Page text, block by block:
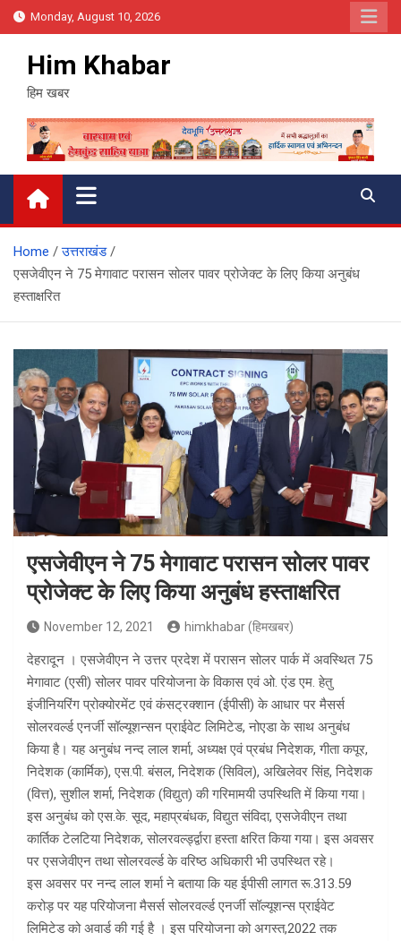
Skip
to
content
Monday, August 10, 2026
Him Khabar
हिम खबर
Home
उत्तराखंड
एसजेवीएन ने 75 मेगावाट परासन सोलर पावर प्रोजेक्ट के लिए किया अनुबंध
हस्ताक्षरित
एसजेवीएन ने 75 मेगावाट परासन सोलर पावर
प्रोजेक्ट के लिए किया अनुबंध हस्ताक्षरित
November 12, 2021 himkhabar (हिमखबर)
देहरादून । एसजेवीएन ने उत्तर प्रदेश में परासन सोलर पार्क में अवस्थित 75
मेगावाट (एसी) सोलर पावर परियोजना के विकास एवं ओ. एंड एम. हेतु
इंजीनियरिंग प्रोक्योरमेंट एवं कंसट्रक्शान (ईपीसी) के आधार पर मैसर्स
सोलरवर्ल्ड एनर्जी सॉल्यूशन्सन प्राईवेट लिमिटेड, नोएडा के साथ अनुबंध
किया है। यह अनुबंध नन्द लाल शर्मा, अध्य‍क्ष एवं प्रबंध निेदेशक, गीता कपूर,
निदेशक (कार्मिक), एस.पी. बंसल, निदेशक (सिविल), अखिलेवर सिंह, निदेशक
(वित्त), सुशील शर्मा, निदेशक (विद्युत) की गरिमामयी उपस्थिति में किया गया।
इस अनुबंध को एस.के. सूद, महाप्रबंधक, विद्युत संविदा, एसजेवीएन तथा
कार्तिक टेलटिया निदेशक, सोलरवर्ल्ड्द्वारा हस्ता क्षरित किया गया। इस अवसर
पर एसजेवीएन तथा सोलरवर्ल्ड के वरिष्ठ अधिकारी भी उपस्थित रहे।
इस अवसर पर नन्द लाल शर्मा ने बताया कि यह ईपीसी लागत रू.313.59
करोड़ पर यह परियोजना मैसर्स सोलरवर्ल्ड एनर्जी सॉल्यूशन्स प्राईवेट
लिमिटेड को अवार्ड की गई है । इस परियोजना को अगस्त,2022 तक